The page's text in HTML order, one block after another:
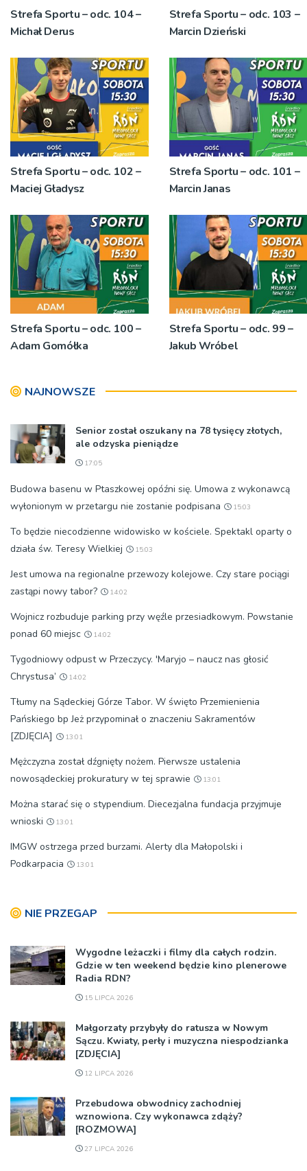
Strefa Sportu – odc. 104 –
Michał Derus
Strefa Sportu – odc. 103 –
Marcin Dzieński
Strefa Sportu – odc. 102 –
Maciej Gładysz
Strefa Sportu – odc. 101 –
Marcin Janas
Strefa Sportu – odc. 100 –
Adam Gomółka
Strefa Sportu – odc. 99 –
Jakub Wróbel
NAJNOWSZE
Senior został oszukany na 78 tysięcy złotych,
ale odzyska pieniądze
17:05
Budowa basenu w Ptaszkowej opóźni się. Umowa z wykonawcą
wyłonionym w przetargu nie zostanie podpisana
15:03
To będzie niecodzienne widowisko w kościele. Spektakl oparty o
działa św. Teresy Wielkiej
15:03
Jest umowa na regionalne przewozy kolejowe. Czy stare pociągi
zastąpi nowy tabor?
14:02
Wojnicz rozbuduje parking przy węźle przesiadkowym. Powstanie
ponad 60 miejsc
14:02
Tygodniowy odpust w Przeczycy. 'Maryjo – naucz nas głosić
Chrystusa’
14:02
Tłumy na Sądeckiej Górze Tabor. W święto Przemienienia
Pańskiego bp Jeż przypominał o znaczeniu Sakramentów
[ZDJĘCIA]
13:01
Mężczyzna został dźgnięty nożem. Pierwsze ustalenia
nowosądeckiej prokuratury w tej sprawie
13:01
Można starać się o stypendium. Diecezjalna fundacja przyjmuje
wnioski
13:01
IMGW ostrzega przed burzami. Alerty dla Małopolski i
Podkarpacia
13:01
NIE PRZEGAP
Wygodne leżaczki i filmy dla całych rodzin.
Gdzie w ten weekend będzie kino plenerowe
Radia RDN?
15 LIPCA 2026
Małgorzaty przybyły do ratusza w Nowym
Sączu. Kwiaty, perły i muzyczna niespodzianka
[ZDJĘCIA]
12 LIPCA 2026
Przebudowa obwodnicy zachodniej
wznowiona. Czy wykonawca zdąży?
[ROZMOWA]
27 LIPCA 2026